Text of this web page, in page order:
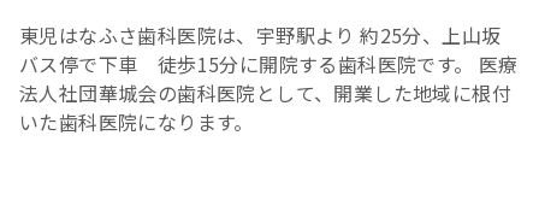
東児はなふさ歯科医院は、宇野駅より 約25分、上山坂
バス停で下車 徒歩15分に開院する歯科医院です。 医療
法人社団華城会の歯科医院として、開業した地域に根付
いた歯科医院になります。